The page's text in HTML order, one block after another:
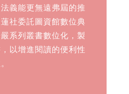
義能更無遠弗屆的推
社委託圖資館數位典
系列叢書數位化，製
以增進閱讀的便利性